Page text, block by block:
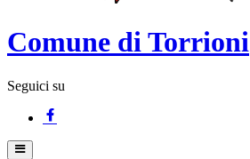
Comune di Torrioni
Seguici su